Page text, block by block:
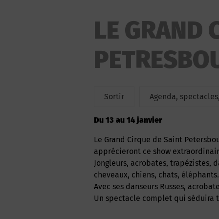
LE GRAND
Sortir Agenda,
du 13 au 14 janvier
Le Grand Cirque de Saint Petersbourg et son spectacle inoubliable. Enfants et parents
apprécieront ce show
Jongleurs, acrobates, trapézistes,
cheveaux, chiens, chats,
Avec ses danseurs Russes,
Un spectacle complet qui séduira